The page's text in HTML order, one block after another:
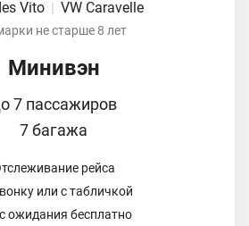
Vito VW Caravelle
не старше 8 лет
Минивэн
7 пассажиров
7 багажа
рейса
или с табличкой
ожидания бесплатно